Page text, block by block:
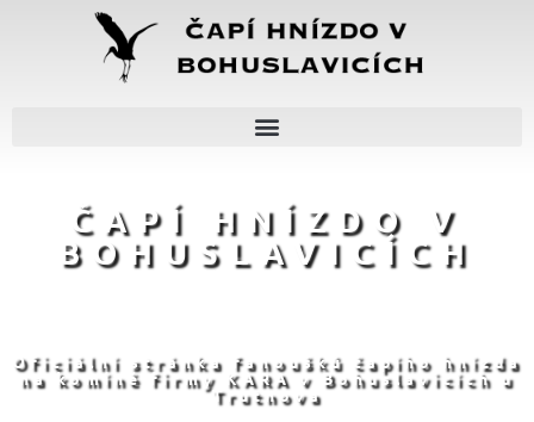
ČAPÍ HNÍZDO V
BOHUSLAVICÍCH
Oficiální stránka fanoušků čapího hnízda
na komíně firmy KARA v Bohuslavicích u
Trutnova